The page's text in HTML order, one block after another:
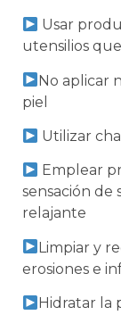
Usar
utensilios
No aplicar
piel
Utilizar
Emplear
sensación de
relajante
Limpiar y
erosiones e
Hidratar la